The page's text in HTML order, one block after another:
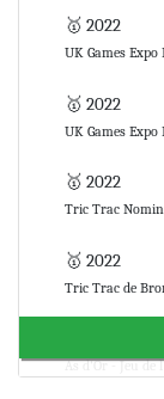
🥇 2022
UK Games
🥇 2022
UK Games
🥇 2022
Tric Trac
🥇 2022
Tric Trac de
As d'Or - Jeu de